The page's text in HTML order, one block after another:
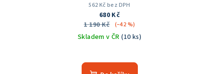
562 Kč bez DPH
680 Kč
1 190 Kč
(–42 %)
Skladem v ČR(10 ks)
hodnocení
produktu